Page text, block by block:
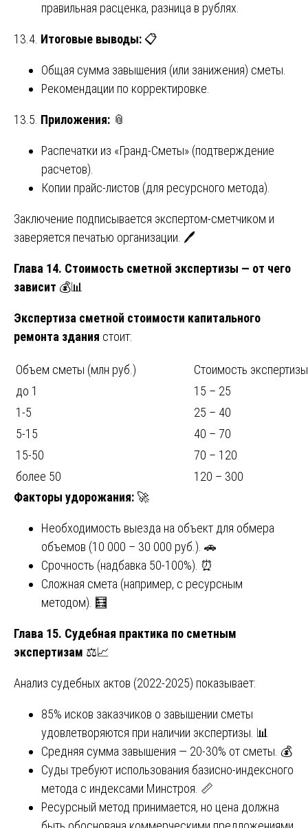
правильная расценка, разница в рублях.
13.4. Итоговые выводы: 📋
Общая сумма завышения (или занижения) сметы.
Рекомендации по корректировке.
13.5. Приложения: 📎
Распечатки из «Гранд-Сметы» (подтверждение
расчетов).
Копии прайс-листов (для ресурсного метода).
Заключение подписывается экспертом-сметчиком и
заверяется печатью организации. 🖊️
Глава 14. Стоимость сметной экспертизы — от чего
зависит 💰📊
Экспертиза сметной стоимости капитального
ремонта здания стоит:
Объем сметы (млн руб.)
Стоимость
до 1
15 – 25
1-5
25 – 40
5-15
40 – 70
15-50
70 – 120
более 50
120 – 300
Факторы удорожания: 🚀
Необходимость выезда на объект для обмера
объемов (10 000 – 30 000 руб.). 🚗
Срочность (надбавка 50-100%). ⏰
Сложная смета (например, с ресурсным
методом). 🧮
Глава 15. Судебная практика по сметным
экспертизам ⚖️📈
Анализ судебных актов (2022-2025) показывает:
85% исков заказчиков о завышении сметы
удовлетворяются при наличии экспертизы. 📊
Средняя сумма завышения — 20-30% от сметы. 💰
Суды требуют использования базисно-индексного
метода с индексами Минстроя. 📏
Ресурсный метод принимается, но цена должна